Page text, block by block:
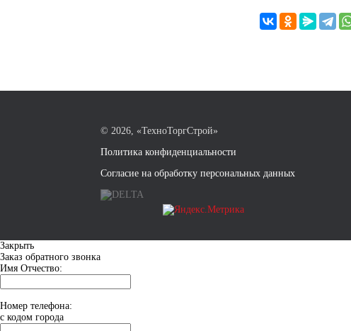
© 2026, «ТехноТоргСтрой»
Политика конфиденциальности
Согласие на обработку персональных данных
Закрыть
Заказ обратного звонка
Имя Отчество:
Номер телефона:
с кодом города